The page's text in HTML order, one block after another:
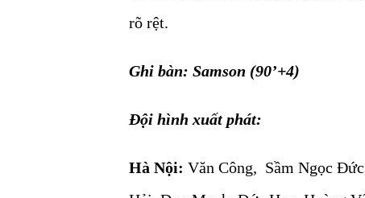
rõ rệt.
Ghi bàn: Samson (90’+4)
Đội hình xuất phát:
Hà Nội: Văn Công, Sầm Ngọc